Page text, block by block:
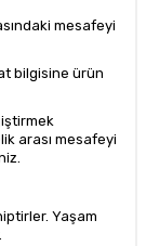
mesafeyi
bilgisine ürün
arası mesafeyi
Yaşam